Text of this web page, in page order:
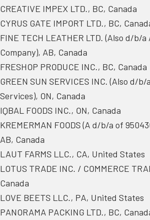
CREATIVE IMPEX LTD., BC, Canada
CYRUS GATE IMPORT LTD., BC,
FINE TECH LEATHER LTD. (Also d/b/a
Company), AB, Canada
FRESHOP PRODUCE INC., BC, Canada
GREEN SUN SERVICES INC. (Also d/b/
Services), ON, Canada
IQBAL FOODS INC., ON, Canada
KREMERMAN FOODS (A d/b/a of
AB, Canada
LAUT FARMS LLC., CA, United States
LOTUS TRADE INC. / COMMERCE
Canada
LOVE BEETS LLC., PA, United States
PANORAMA PACKING LTD., BC,